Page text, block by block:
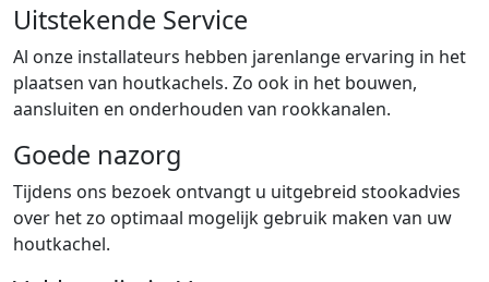
Uitstekende Service
Al onze installateurs hebben jarenlange ervaring in het
plaatsen van houtkachels. Zo ook in het bouwen,
aansluiten en onderhouden van rookkanalen.
Goede nazorg
Tijdens ons bezoek ontvangt u uitgebreid stookadvies
over het zo optimaal mogelijk gebruik maken van uw
houtkachel.